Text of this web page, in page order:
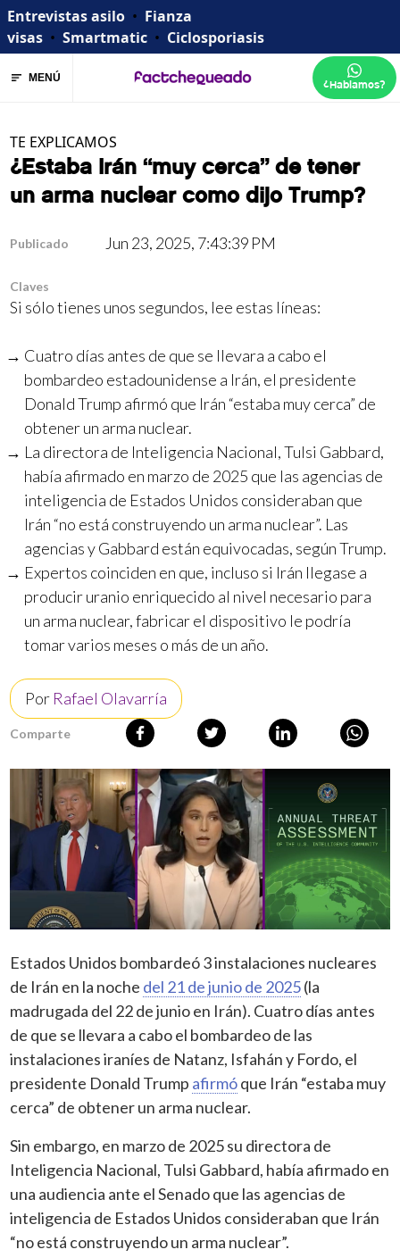
Entrevistas asilo • Fianza
visas • Smartmatic • Ciclosporiasis
MENÚ ¿Hablamos?
TE EXPLICAMOS
¿Estaba Irán “muy cerca” de tener
un arma nuclear como dijo Trump?
Publicado Jun 23, 2025, 7:43:39 PM
Claves
Si sólo tienes unos segundos, lee estas líneas:
Cuatro días antes de que se llevara a cabo el
bombardeo estadounidense a Irán, el presidente
Donald Trump afirmó que Irán “estaba muy cerca” de
obtener un arma nuclear.
La directora de Inteligencia Nacional, Tulsi Gabbard,
había afirmado en marzo de 2025 que las agencias de
inteligencia de Estados Unidos consideraban que
Irán “no está construyendo un arma nuclear”. Las
agencias y Gabbard están equivocadas, según Trump.
Expertos coinciden en que, incluso si Irán llegase a
producir uranio enriquecido al nivel necesario para
un arma nuclear, fabricar el dispositivo le podría
tomar varios meses o más de un año.
Por Rafael Olavarría
Comparte
Estados Unidos bombardeó 3 instalaciones nucleares
de Irán en la noche del 21 de junio de 2025(la
madrugada del 22 de junio en Irán). Cuatro días antes
de que se llevara a cabo el bombardeo de las
instalaciones iraníes de Natanz, Isfahán y Fordo, el
presidente Donald Trump afirmóque Irán “estaba muy
cerca” de obtener un arma nuclear.
Sin embargo, en marzo de 2025 su directora de
Inteligencia Nacional, Tulsi Gabbard, había afirmado en
una audiencia ante el Senado que las agencias de
inteligencia de Estados Unidos consideraban que Irán
“no está construyendo un arma nuclear”.